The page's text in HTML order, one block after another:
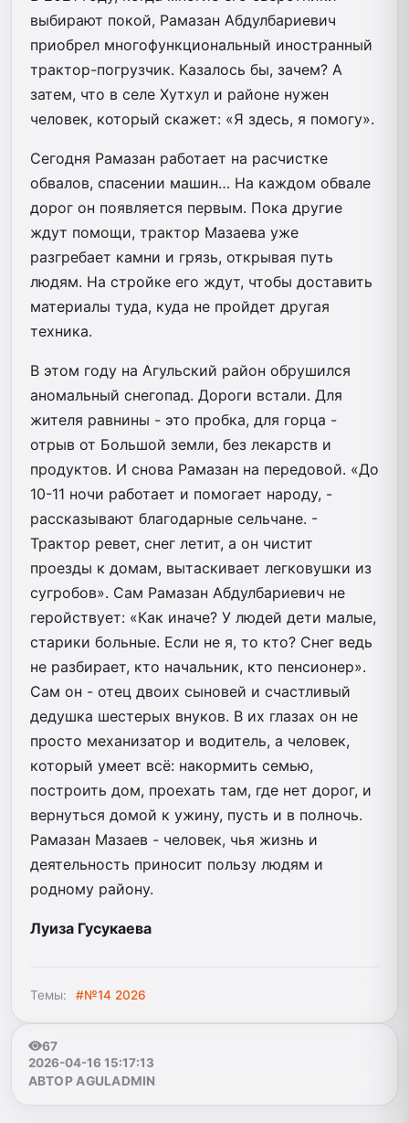
выбирают покой, Рамазан Абдулбариевич
приобрел многофункциональный иностранный
трактор-погрузчик. Казалось бы, зачем? А
затем, что в селе Хутхул и районе нужен
человек, который скажет: «Я здесь, я помогу».
Сегодня Рамазан работает на расчистке
обвалов, спасении машин… На каждом обвале
дорог он появляется первым. Пока другие
ждут помощи, трактор Мазаева уже
разгребает камни и грязь, открывая путь
людям. На стройке его ждут, чтобы доставить
материалы туда, куда не пройдет другая
техника.
В этом году на Агульский район обрушился
аномальный снегопад. Дороги встали. Для
жителя равнины - это пробка, для горца -
отрыв от Большой земли, без лекарств и
продуктов. И снова Рамазан на передовой. «До
10-11 ночи работает и помогает народу, -
рассказывают благодарные сельчане. -
Трактор ревет, снег летит, а он чистит
проезды к домам, вытаскивает легковушки из
сугробов». Сам Рамазан Абдулбариевич не
геройствует: «Как иначе? У людей дети малые,
старики больные. Если не я, то кто? Снег ведь
не разбирает, кто начальник, кто пенсионер».
Сам он - отец двоих сыновей и счастливый
дедушка шестерых внуков. В их глазах он не
просто механизатор и водитель, а человек,
который умеет всё: накормить семью,
построить дом, проехать там, где нет дорог, и
вернуться домой к ужину, пусть и в полночь.
Рамазан Мазаев - человек, чья жизнь и
деятельность приносит пользу людям и
родному району.
Луиза Гусукаева
Темы: #№14 2026
67
2026-04-16 15:17:13
АВТОР AGULADMIN